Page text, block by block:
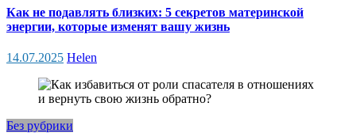
Как не подавлять близких: 5 секретов материнской
энергии, которые изменят вашу жизнь
14.07.2025 Helen
Без рубрики